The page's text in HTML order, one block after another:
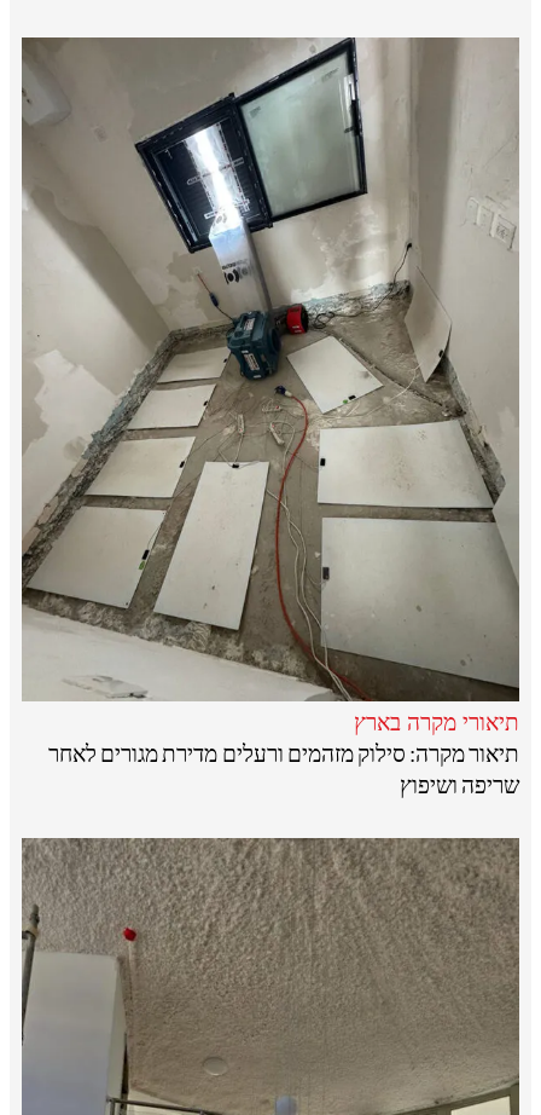
תיאורי מקרה בארץ
תיאור מקרה: סילוק מזהמים ורעלים מדירת מגורים לאחר
שריפה ושיפוץ